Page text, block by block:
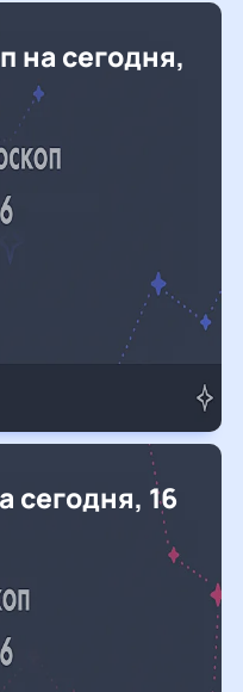
на сегодня,
сегодня, 16